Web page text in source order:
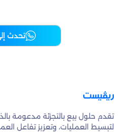
تحدث
تقدم حلول بيع بالتجزئة مدعومة
لتبسيط العمليات، وتعزيز تفاعل